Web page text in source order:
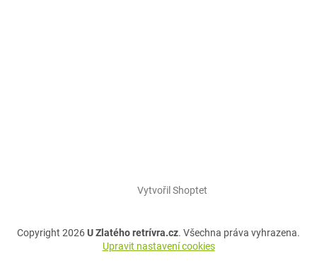
Vytvořil Shoptet
Copyright 2026U Zlatého retrívra.cz. Všechna práva vyhrazena.
Upravit nastavení cookies